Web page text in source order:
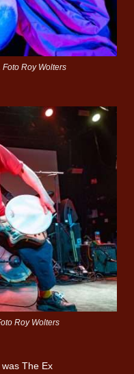
Roy Wolters
Roy Wolters
The Ex